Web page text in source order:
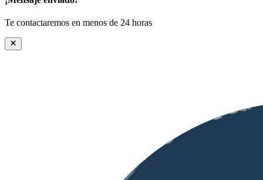
Te contactaremos en menos de 24 horas